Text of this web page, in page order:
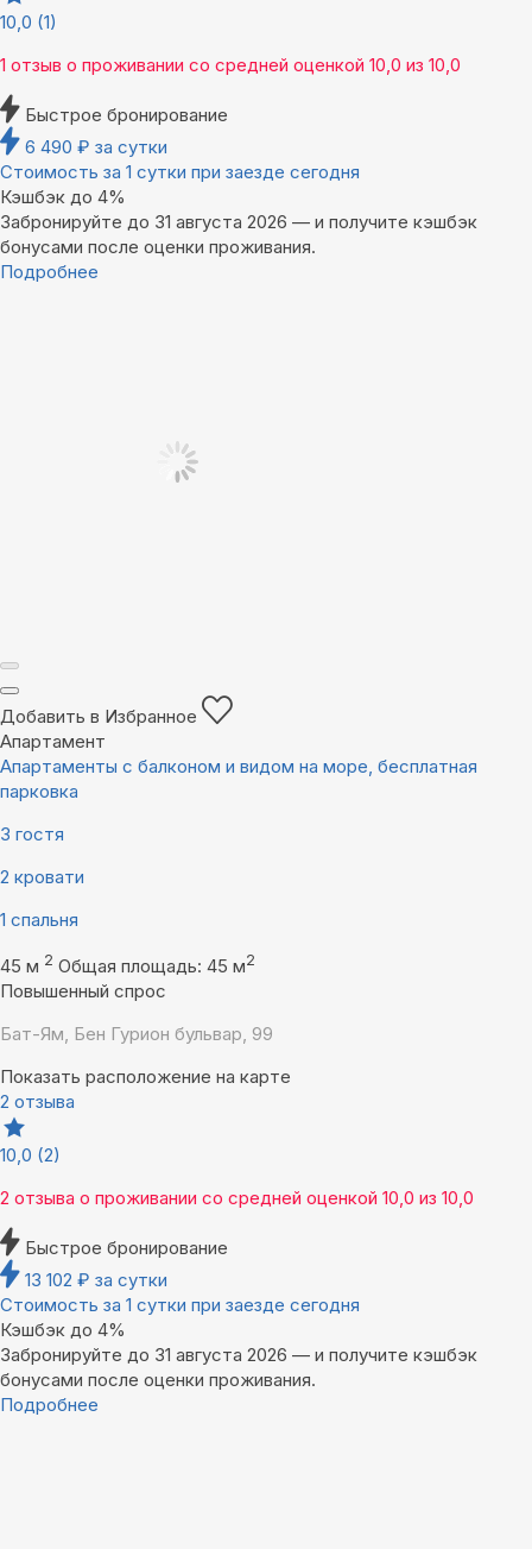
10,0 (1)
1 отзыв о проживании со средней оценкой 10,0 из 10,0
Быстрое бронирование
6 490 ₽ за сутки
Стоимость за 1 сутки при заезде сегодня
Кэшбэк до 4%
Забронируйте до 31 августа 2026 — и получите кэшбэк
бонусами после оценки проживания.
Подробнее
Добавить в Избранное
Апартамент
Апартаменты с балконом и видом на море, бесплатная
парковка
3 гостя
2 кровати
1 спальня
45 м 2 Общая площадь: 45 м2
Повышенный спрос
Бат-Ям, Бен Гурион бульвар, 99
Показать расположение на карте
2 отзыва
10,0 (2)
2 отзыва о проживании со средней оценкой 10,0 из 10,0
Быстрое бронирование
13 102 ₽ за сутки
Стоимость за 1 сутки при заезде сегодня
Кэшбэк до 4%
Забронируйте до 31 августа 2026 — и получите кэшбэк
бонусами после оценки проживания.
Подробнее